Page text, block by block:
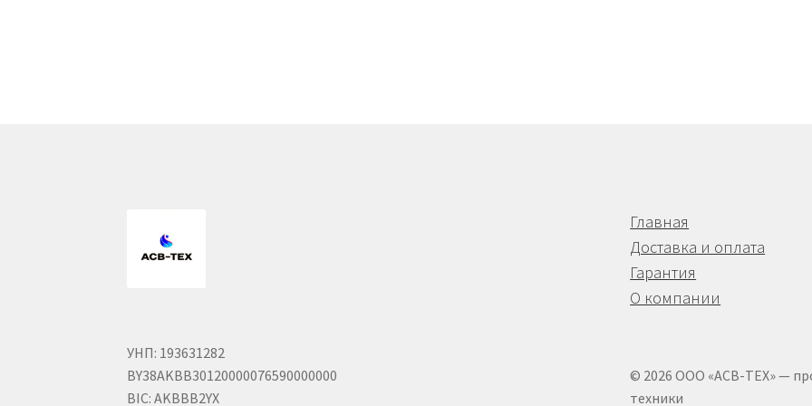
УНП: 193631282
BY38AKBB30120000076590000000
BIC: AKBBB2YX
Главная
Доставка и оплата
Гарантия
О компании
© 2026 ООО «АСВ-ТЕХ» —
техники